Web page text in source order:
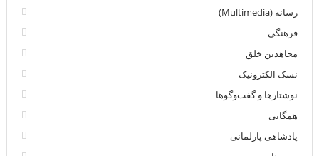
رسانه (Multimedia)
فرهنگی
مجاهدین خلق
نسک الکترونیک
نوشتارها و گفت‌وگوها
همگانی
پادشاهی پارلمانی